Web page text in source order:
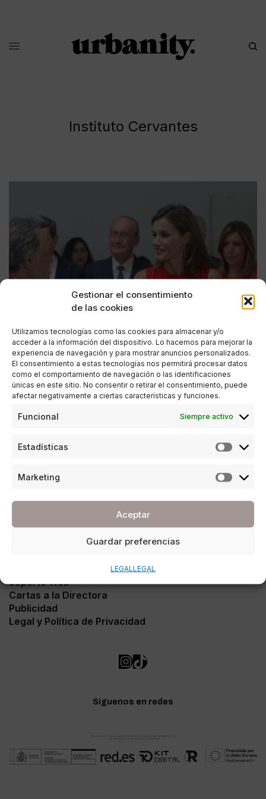
Gestionar el consentimiento
de las cookies
Utilizamos tecnologías como las cookies para almacenar y/o
acceder a la información del dispositivo. Lo hacemos para mejorar la
experiencia de navegación y para mostrar anuncios personalizados.
El consentimiento a estas tecnologías nos permitirá procesar datos
como el comportamiento de navegación o las identificaciones
únicas en este sitio. No consentir o retirar el consentimiento, puede
afectar negativamente a ciertas características y funciones.
Funcional Siempre activo
Estadísticas
Marketing
Aceptar
Guardar preferencias
LEGAL LEGAL
Instituto Cervantes
anual del Instituto Cervantes
24/07/2017
2 MINUTOS DE LECTURA
Soporte Web
Cartas a la Directora
Publicidad
Legal y Política de Privacidad
Síguenos en redes